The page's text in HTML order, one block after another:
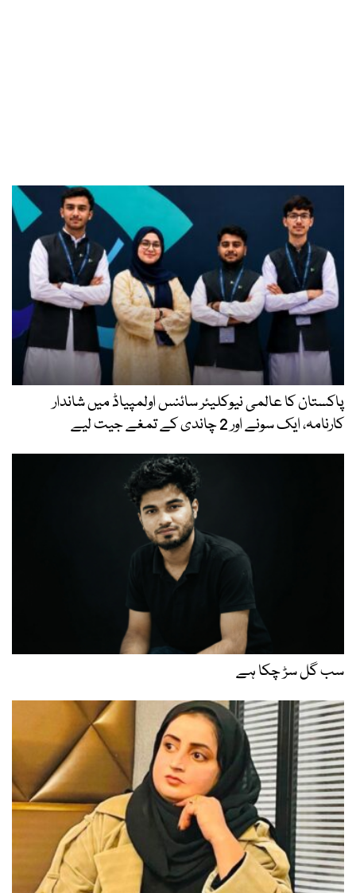
پاکستان کا عالمی نیوکلیئر سائنس اولمپیاڈ میں شاندار
کارنامہ، ایک سونے اور 2 چاندی کے تمغے جیت لیے
سب گل سڑ چکا ہے